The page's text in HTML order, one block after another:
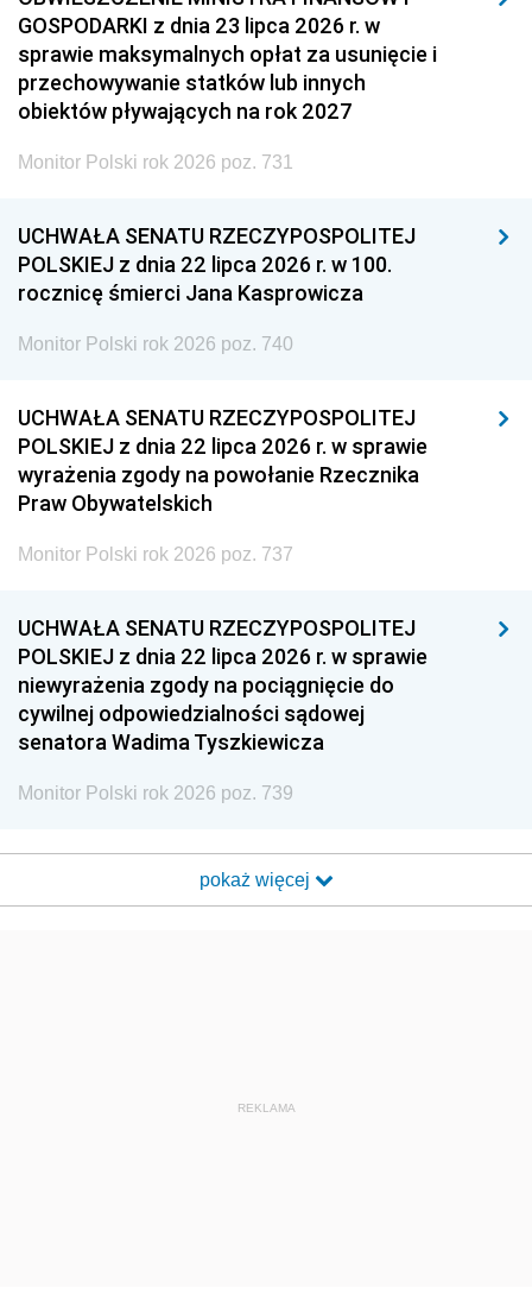
GOSPODARKI z dnia 23 lipca 2026 r. w
sprawie maksymalnych opłat za usunięcie i
przechowywanie statków lub innych
obiektów pływających na rok 2027
Monitor Polski rok 2026 poz. 731
UCHWAŁA SENATU RZECZYPOSPOLITEJ
POLSKIEJ z dnia 22 lipca 2026 r. w 100.
rocznicę śmierci Jana Kasprowicza
Monitor Polski rok 2026 poz. 740
UCHWAŁA SENATU RZECZYPOSPOLITEJ
POLSKIEJ z dnia 22 lipca 2026 r. w sprawie
wyrażenia zgody na powołanie Rzecznika
Praw Obywatelskich
Monitor Polski rok 2026 poz. 737
UCHWAŁA SENATU RZECZYPOSPOLITEJ
POLSKIEJ z dnia 22 lipca 2026 r. w sprawie
niewyrażenia zgody na pociągnięcie do
cywilnej odpowiedzialności sądowej
senatora Wadima Tyszkiewicza
Monitor Polski rok 2026 poz. 739
pokaż więcej
REKLAMA